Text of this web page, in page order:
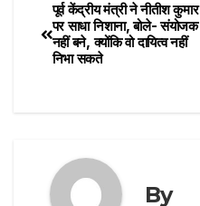
पूर्व केंद्रीय मंत्री ने नीतीश कुमार
पर साधा निशाना, बोले- संयोजक
नहीं बने, क्योंकि वो दायित्व नहीं
निभा सकते
By